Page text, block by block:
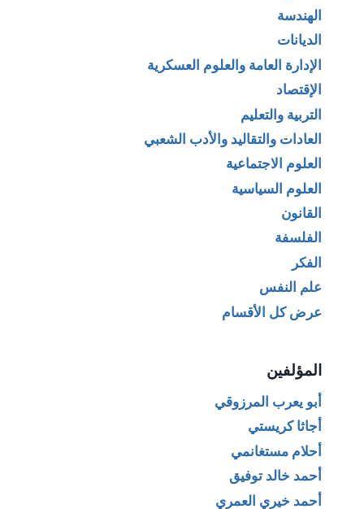
الهندسة
الديانات
الإدارة العامة والعلوم العسكرية
الإقتصاد
التربية والتعليم
العادات والتقاليد والأدب الشعبي
العلوم الاجتماعية
العلوم السياسية
القانون
الفلسفة
الفكر
علم النفس
عرض كل الأقسام
المؤلفين
أبو يعرب المرزوقي
أجاثا كريستي
أحلام مستغانمي
أحمد خالد توفيق
أحمد خيري العمري